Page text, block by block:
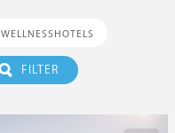
WELLNESSHOTELS
FILTER